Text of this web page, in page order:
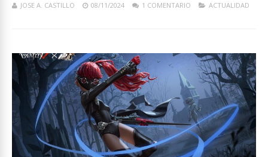
JOSE A. CASTILLO 08/11/2024 1 COMENTARIO ACTUALIDAD